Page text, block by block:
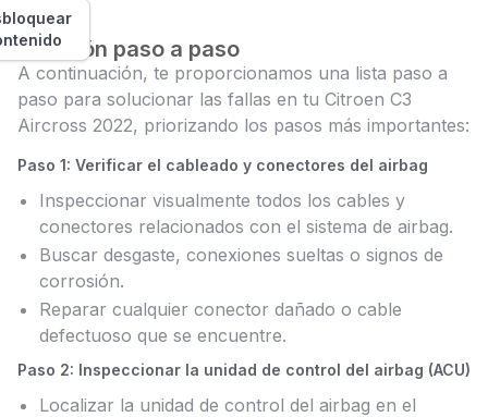
Solución paso a paso
A continuación, te proporcionamos una lista paso a
paso para solucionar las fallas en tu Citroen C3
Aircross 2022, priorizando los pasos más importantes:
Paso 1: Verificar el cableado y conectores del airbag
Inspeccionar visualmente todos los cables y
conectores relacionados con el sistema de airbag.
Buscar desgaste, conexiones sueltas o signos de
corrosión.
Reparar cualquier conector dañado o cable
defectuoso que se encuentre.
Paso 2: Inspeccionar la unidad de control del airbag (ACU)
Localizar la unidad de control del airbag en el